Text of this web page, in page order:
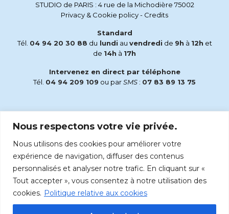
Nous respectons votre vie privée.
Nous utilisons des cookies pour améliorer votre
expérience de navigation, diffuser des contenus
personnalisés et analyser notre trafic. En cliquant sur «
Tout accepter », vous consentez à notre utilisation des
cookies. Politique relative aux cookies
STUDIO de PARIS : 4 rue de la Michodière 75002
Privacy & Cookie policy- Credits
Standard
Tél. 04 94 20 30 88 du lundi au vendredi de 9h à 12h et
de 14h à 17h
Intervenez en direct par téléphone
Tél. 04 94 209 109 ou parSMS : 07 83 89 13 75
accueil@radiomaria.fr
Écoutez Radio Maria sur :